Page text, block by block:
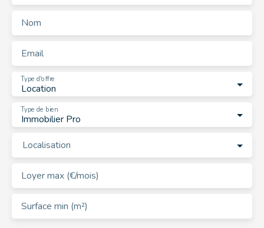
Nom
Email
Location
Type d'offre
Immobilier Pro
Type de bien
Localisation
Loyer max (€/mois)
Surface min (m²)